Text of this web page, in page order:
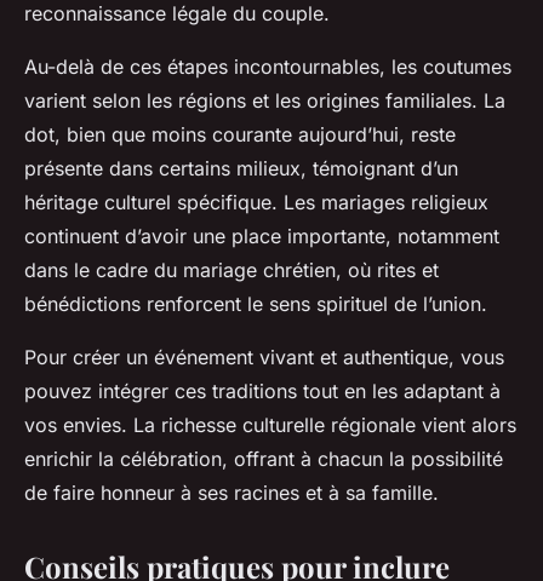
reconnaissance légale du couple.
Au-delà de ces étapes incontournables, les coutumes
varient selon les régions et les origines familiales. La
dot, bien que moins courante aujourd’hui, reste
présente dans certains milieux, témoignant d’un
héritage culturel spécifique. Les mariages religieux
continuent d’avoir une place importante, notamment
dans le cadre du mariage chrétien, où rites et
bénédictions renforcent le sens spirituel de l’union.
Pour créer un événement vivant et authentique, vous
pouvez intégrer ces traditions tout en les adaptant à
vos envies. La richesse culturelle régionale vient alors
enrichir la célébration, offrant à chacun la possibilité
de faire honneur à ses racines et à sa famille.
Conseils pratiques pour inclure